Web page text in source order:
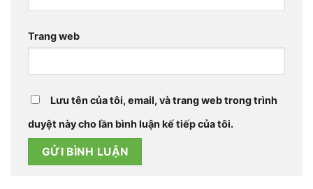
Trang web
Lưu tên của tôi, email, và trang web trong trình
duyệt này cho lần bình luận kế tiếp của tôi.